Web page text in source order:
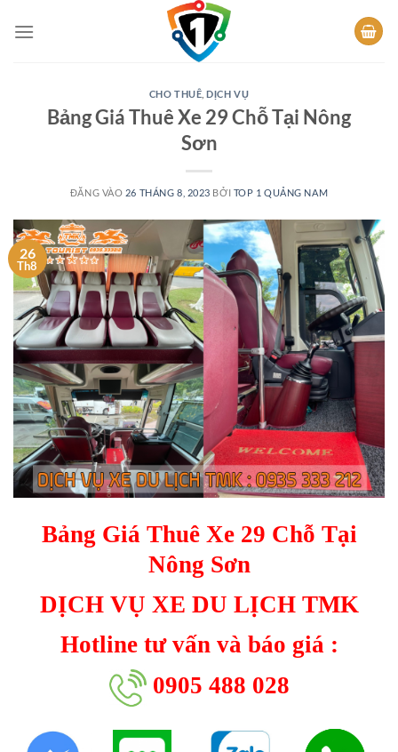
qua
CHO THUÊ ,DỊCH VỤ
Bảng Giá Thuê Xe 29 Chỗ Tại Nông
Sơn
ĐĂNG VÀO 26 THÁNG 8, 2023 BỞI TOP 1 QUẢNG NAM
26
Th8
Bảng Giá Thuê Xe 29 Chỗ Tại
Nông Sơn
DỊCH VỤ XE DU LỊCH TMK
Hotline tư vấn và báo giá :
0905 488 028